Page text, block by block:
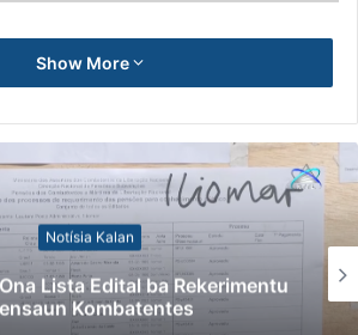
Show More
Notísia Kalan
Lista Edital ba Rekerimentu
Kombatentes